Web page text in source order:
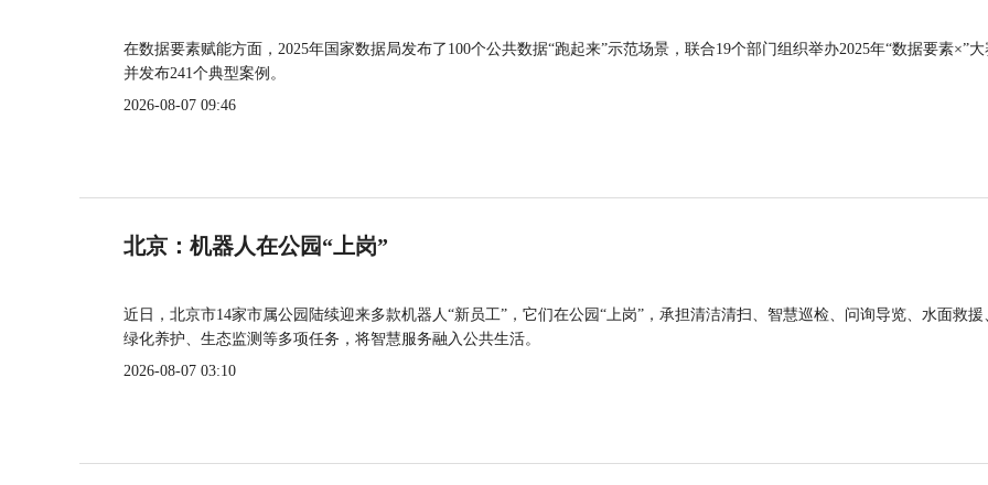
在数据要素赋能方面，2025年国家数据局发布了100个公共数据“跑起来”示范场景，联合19个部门组织举办2025年“数据要素×”大
并发布241个典型案例。
2026-08-07 09:46
北京：机器人在公园“上岗”
近日，北京市14家市属公园陆续迎来多款机器人“新员工”，它们在公园“上岗”，承担清洁清扫、智慧巡检、问询导览、水面救援
绿化养护、生态监测等多项任务，将智慧服务融入公共生活。
2026-08-07 03:10